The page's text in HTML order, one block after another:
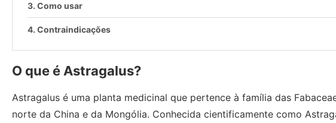
Como usar
Contraindicações
O que é Astragalus?
Astragalus é uma planta medicinal que pertence à família das
norte da China e da Mongólia. Conhecida cientificamente como